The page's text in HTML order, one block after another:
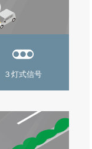
３灯式信号